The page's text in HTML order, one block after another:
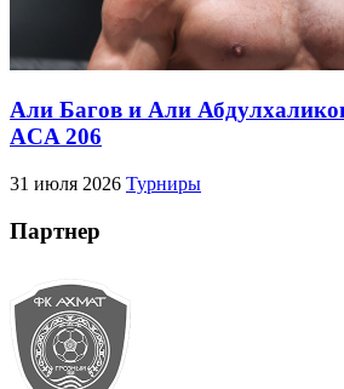
Али Багов и Али
ACA 206
31 июля 2026 Турниры
Партнер